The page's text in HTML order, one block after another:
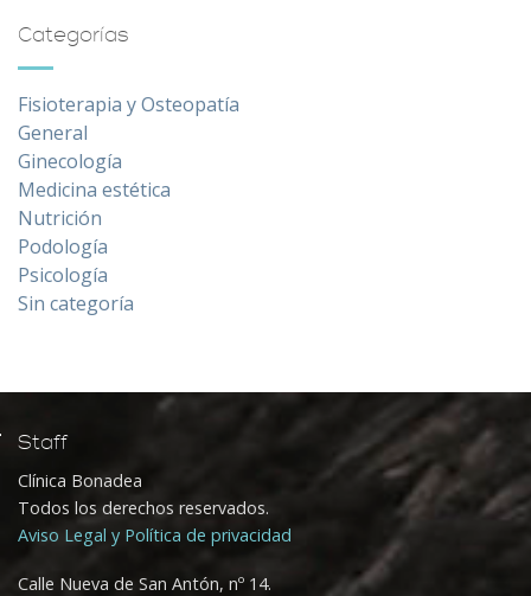
Categorías
Fisioterapia y Osteopatía
General
Ginecología
Medicina estética
Nutrición
Podología
Psicología
Sin categoría
Staff
Clínica Bonadea
Todos los derechos reservados.
Aviso Legal y Política de privacidad
Calle Nueva de San Antón, nº 14.